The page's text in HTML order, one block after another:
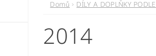
ÚDAJŮ
Domů DÍLY A DOPLŇKY
2014